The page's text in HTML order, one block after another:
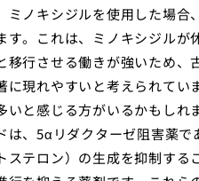
ミノキシジルを使用した場合
す。これは、ミノキシジルが
移行させる働きが強いため
に現れやすいと考えられて
いと感じる方がいるかもし
は、5αリダクターゼ阻害薬で
ステロン）の生成を抑制す